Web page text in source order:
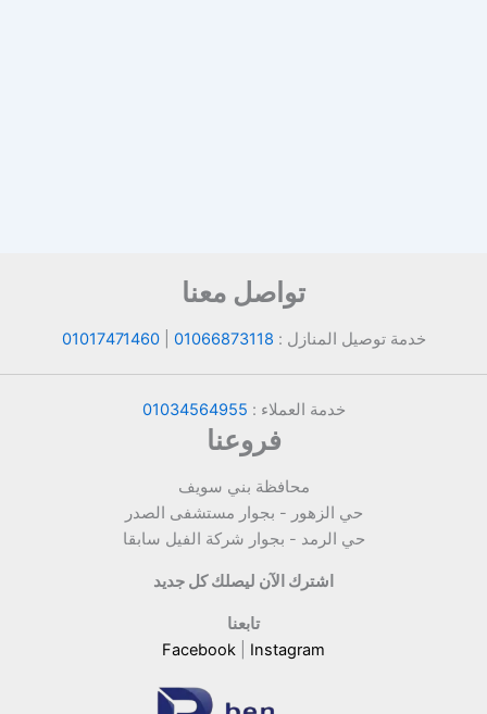
تواصل معنا
خدمة توصيل المنازل : 01066873118
|
01017471460
خدمة العملاء : 01034564955
فروعنا
محافظة بني سويف
حي الزهور - بجوار مستشفى الصدر
حي الرمد - بجوار شركة الفيل سابقا
اشترك الآن ليصلك كل جديد
تابعنا
Facebook
Instagram